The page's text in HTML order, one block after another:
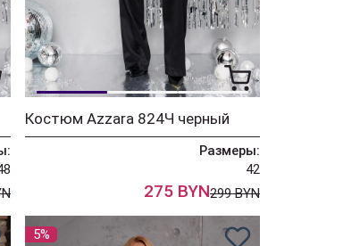
Костюм Azzara 824Ч черный
Размеры:
42
275 BYN299 BYN
5%